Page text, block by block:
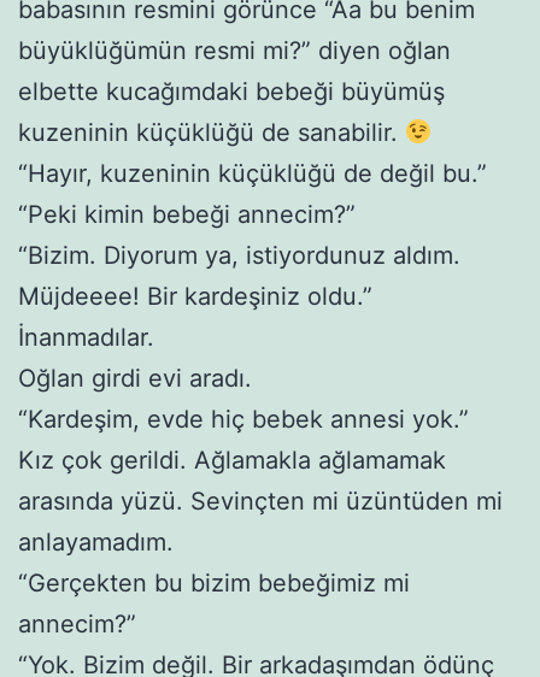
babasının resmini görünce “Aa bu benim
büyüklüğümün resmi mi?” diyen oğlan
elbette kucağımdaki bebeği büyümüş
kuzeninin küçüklüğü de sanabilir.
“Hayır, kuzeninin küçüklüğü de değil bu.”
“Peki kimin bebeği annecim?”
“Bizim. Diyorum ya, istiyordunuz aldım.
Müjdeeee! Bir kardeşiniz oldu.”
İnanmadılar.
Oğlan girdi evi aradı.
“Kardeşim, evde hiç bebek annesi yok.”
Kız çok gerildi. Ağlamakla ağlamamak
arasında yüzü. Sevinçten mi üzüntüden mi
anlayamadım.
“Gerçekten bu bizim bebeğimiz mi
annecim?”
“Yok. Bizim değil. Bir arkadaşımdan ödünç